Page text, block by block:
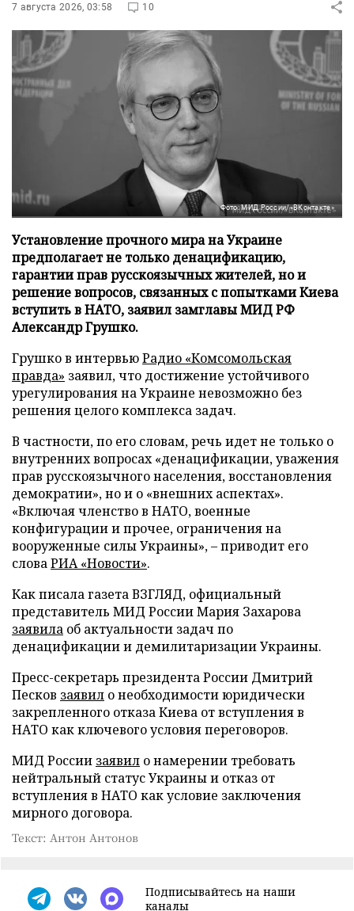
7 августа 2026, 03:58 10
Фото: МИД России/«ВКонтакте»
Установление прочного мира на Украине
предполагает не только денацификацию,
гарантии прав русскоязычных жителей, но и
решение вопросов, связанных с попытками Киева
вступить в НАТО, заявил замглавы МИД РФ
Александр Грушко.
Грушко в интервьюРадио «Комсомольская
правда» заявил, что достижение устойчивого
урегулирования на Украине невозможно без
решения целого комплекса задач.
В частности, по его словам, речь идет не только о
внутренних вопросах «денацификации, уважения
прав русскоязычного населения, восстановления
демократии», но и о «внешних аспектах».
«Включая членство в НАТО, военные
конфигурации и прочее, ограничения на
вооруженные силы Украины», – приводит его
словаРИА «Новости».
Как писала газета ВЗГЛЯД, официальный
представитель МИД России Мария Захарова
заявила об актуальности задач по
денацификации и демилитаризации Украины.
Пресс-секретарь президента России Дмитрий
Песков заявил о необходимости юридически
закрепленного отказа Киева от вступления в
НАТО как ключевого условия переговоров.
МИД России заявил о намерении требовать
нейтральный статус Украины и отказ от
вступления в НАТО как условие заключения
мирного договора.
Текст: Антон Антонов
Подписывайтесь на наши
каналы